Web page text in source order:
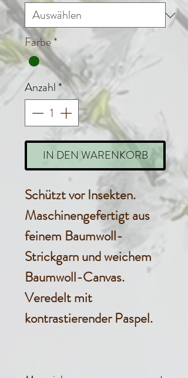
Farbe*
Anzahl*
IN DEN WARENKORB
Schützt vor Insekten.
Maschinengefertigt aus
feinem Baumwoll-
Strickgarn und weichem
Baumwoll-Canvas.
Veredelt mit
kontrastierender Paspel.